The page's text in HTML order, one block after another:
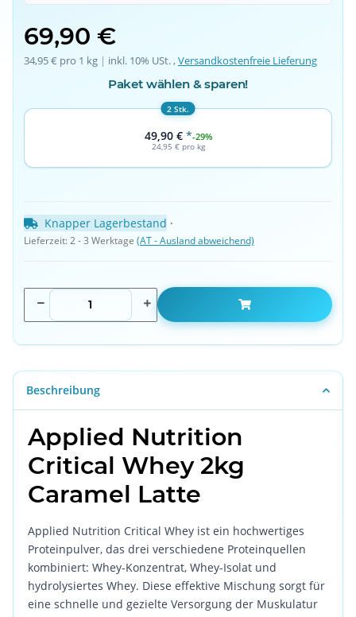
69,90 €
34,95 € pro 1 kg | inkl. 10% USt. ,Versandkostenfreie Lieferung
Paket wählen & sparen!
2 Stk.
49,90 € *-29%
24,95 € pro kg
Knapper Lagerbestand ·
Lieferzeit:2 - 3 Werktage (AT - Ausland abweichend)
Beschreibung
Applied Nutrition
Critical Whey 2kg
Caramel Latte
Applied Nutrition Critical Whey ist ein hochwertiges
Proteinpulver, das drei verschiedene Proteinquellen
kombiniert: Whey-Konzentrat, Whey-Isolat und
hydrolysiertes Whey. Diese effektive Mischung sorgt für
eine schnelle und gezielte Versorgung der Muskulatur